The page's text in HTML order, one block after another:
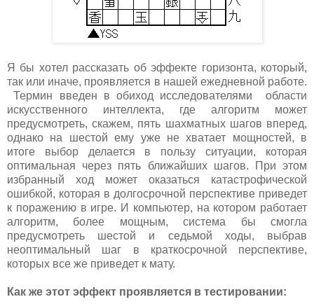
Я бы хотел рассказать об эффекте горизонта, который,
так или иначе, проявляется в нашей ежедневной работе.
Термин введен в обиход исследователями области
искусственного интеллекта, где алгоритм может
предусмотреть, скажем, пять шахматных шагов вперед,
однако на шестой ему уже не хватает мощностей, в
итоге выбор делается в пользу ситуации, которая
оптимальная через пять ближайших шагов. При этом
избранный ход может оказаться катастрофической
ошибкой, которая в долгосрочной перспективе приведет
к поражению в игре. И компьютер, на котором работает
алгоритм, более мощным, система бы смогла
предусмотреть шестой и седьмой ходы, выбрав
неоптимальный шаг в краткосрочной перспективе,
которых все же приведет к мату.
Как же этот эффект проявляется в тестировании: